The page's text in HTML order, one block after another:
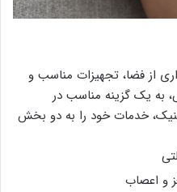
از فضا، تجهیزات مناسب و
به یک گزینه مناسب در
خدمات خود را به دو بخش
و اعصاب